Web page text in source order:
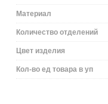
Материал
Количество отделений
Цвет изделия
Кол-во ед товара в уп